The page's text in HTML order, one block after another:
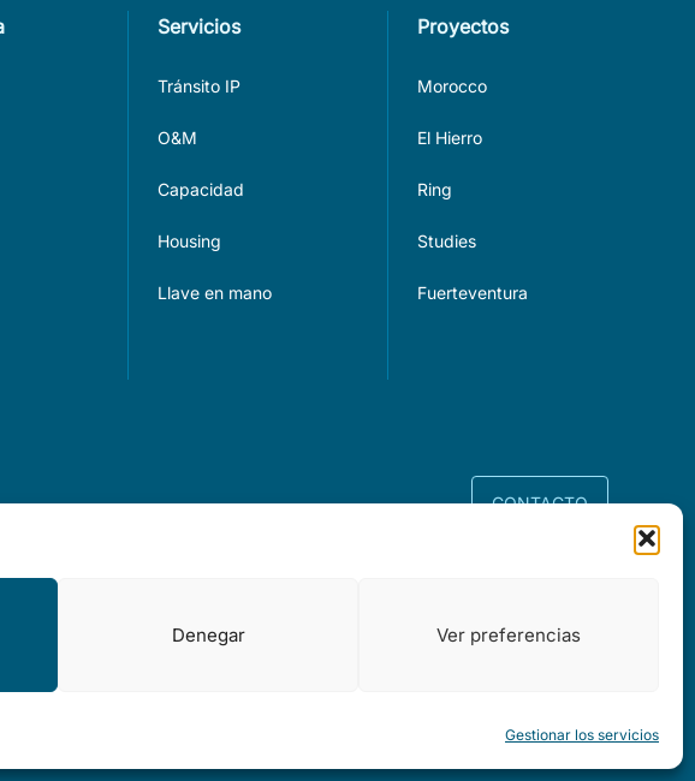
Gestionar los servicios
Denegar Ver preferencias
Servicios
Tránsito IP
O&M
Capacidad
Housing
Llave en mano
Proyectos
Morocco
El Hierro
Ring
Studies
Fuerteventura
CONTACTO